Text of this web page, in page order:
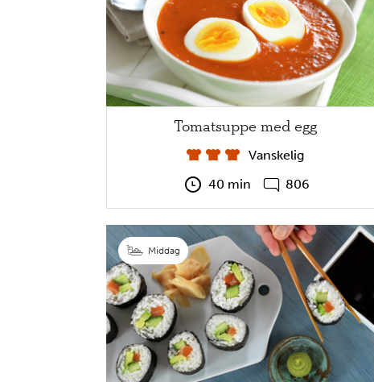
Tomatsuppe med egg
Vanskelig
40 min
806
Middag